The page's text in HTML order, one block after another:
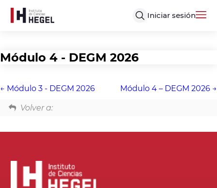
Iniciar sesión
Módulo 4 - DEGM 2026
Módulo 3 - DEGM 2026 Módulo 4 – DEGM 2026
Volver a: